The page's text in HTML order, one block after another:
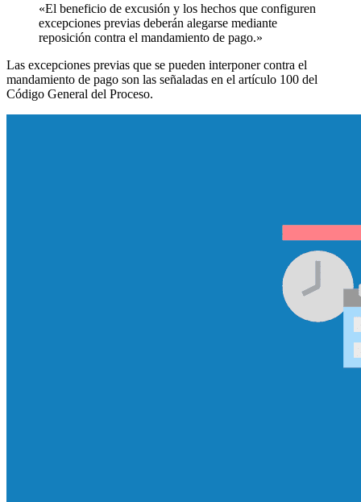
«El beneficio de excusión y los hechos que configuren
excepciones previas deberán alegarse mediante
reposición contra el mandamiento de pago.»
Las excepciones previas que se pueden interponer contra el
mandamiento de pago son las señaladas en el artículo 100 del
Código General del Proceso.